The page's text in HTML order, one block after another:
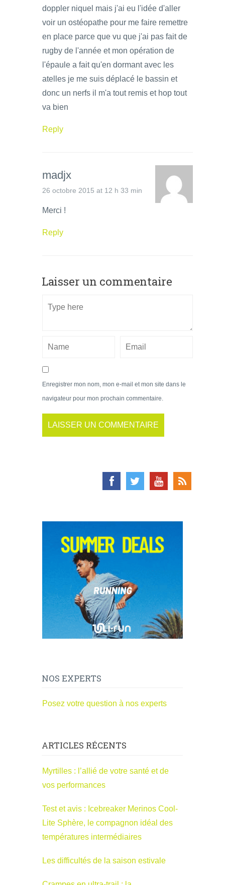
doppler niquel mais j'ai eu l'idée d'aller
voir un ostéopathe pour me faire remettre
en place parce que vu que j'ai pas fait de
rugby de l'année et mon opération de
l'épaule a fait qu'en dormant avec les
atelles je me suis déplacé le bassin et
donc un nerfs il m'a tout remis et hop tout
va bien
Reply
madjx
26 octobre 2015 at 12 h 33 min
Merci !
Reply
Laisser un commentaire
Enregistrer mon nom, mon e-mail et mon site dans le
navigateur pour mon prochain commentaire.
NOS EXPERTS
Posez votre question à nos experts
ARTICLES RÉCENTS
Myrtilles : l’allié de votre santé et de
vos performances
Test et avis : Icebreaker Merinos Cool-
Lite Sphère, le compagnon idéal des
températures intermédiaires
Les difficultés de la saison estivale